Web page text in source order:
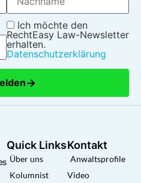
Ich möchte den
RechtEasy Law-Newsletter
erhalten.
Datenschutzerklärung
→
Quick Links
Über uns
Kolumnist
Kontakt
Anwaltsprofile
Video